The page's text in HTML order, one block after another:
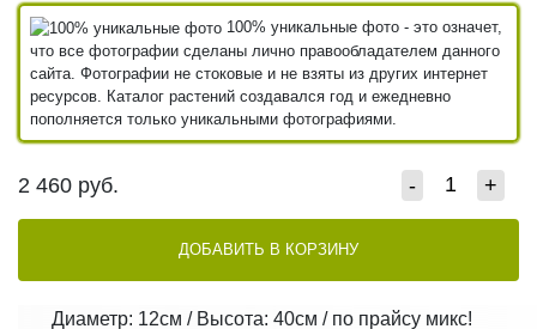
100% уникальные фото - это означет,
что все фотографии сделаны лично правообладателем данного
сайта. Фотографии не стоковые и не взяты из других интернет
ресурсов. Каталог растений создавался год и ежедневно
пополняется только уникальными фотографиями.
2 460 руб. - +
ДОБАВИТЬ В КОРЗИНУ
Диаметр: 12см / Высота: 40см / по прайсу микс!